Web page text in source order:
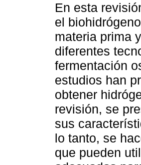
En esta
el
materia prima
diferentes
fermentación
estudios han
obtener
revisión, se
sus
lo tanto, se
que pueden